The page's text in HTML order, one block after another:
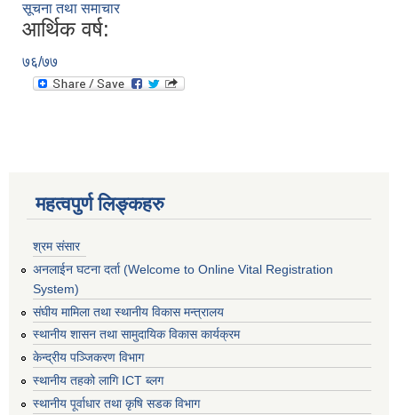
सूचना तथा समाचार
आर्थिक वर्ष:
७६/७७
महत्वपुर्ण लिङ्कहरु
श्रम संसार
अनलाईन घटना दर्ता (Welcome to Online Vital Registration
System)
संघीय मामिला तथा स्थानीय विकास मन्त्रालय
स्थानीय शासन तथा सामुदायिक विकास कार्यक्रम
केन्द्रीय पञ्जिकरण विभाग
स्थानीय तहको लागि ICT ब्लग
स्थानीय पूर्वाधार तथा कृषि सडक विभाग